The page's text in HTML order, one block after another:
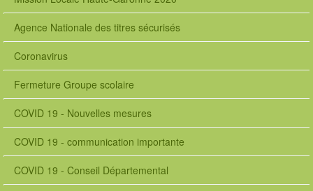
Agence Nationale des titres sécurisés
Coronavirus
Fermeture Groupe scolaire
COVID 19 - Nouvelles mesures
COVID 19 - communication importante
COVID 19 - Conseil Départemental